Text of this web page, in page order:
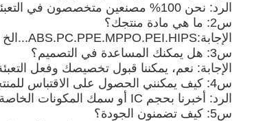
الرد: نحن 100% مصنعين متخصصون في التعبئة والتغليف لأكثر من 12 عاما مع 1500 متر مربع منطقة ورشة العمل، وتقع في شنشن، الصين.
س2: ما هي مادة منتجك؟
الإجابة:ABS.PC.PPE.MPPO.PEI.HIPS...الخ
س3: هل يمكنك المساعدة في التصميم؟
الإجابة: نعم، يمكننا قبول تخصيصك وفعل
س4: كيف يمكنني الحصول على الاقتباس للمنتجات المخصصة؟
الرد: أخبرنا بحجم IC أو سمك المكونات الخاصة بك ، ومن ثم يمكننا تقديم اقتباس لك.
س5: كيف تضمنون الجودة؟